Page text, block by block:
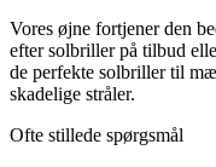
Vores øjne fortjener den
efter solbriller på tilbud
de perfekte solbriller til
skadelige stråler.
Ofte stillede spørgsmål